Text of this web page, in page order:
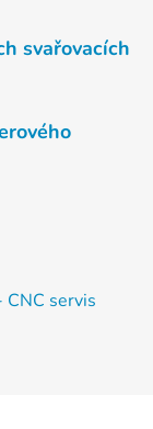
svařovacích
CNC servis